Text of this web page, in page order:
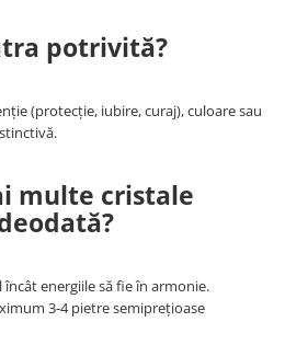
potrivită?
(protecție, iubire, curaj), culoare sau
multe cristale
încât energiile să fie în armonie.
3-4 pietre semiprețioase